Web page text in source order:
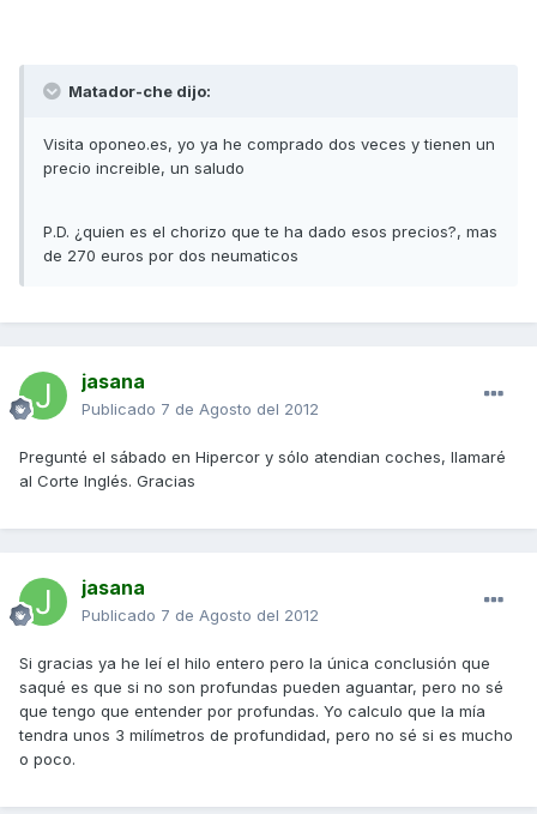
Matador-che dijo:
Visita oponeo.es, yo ya he comprado dos veces y tienen un
precio increible, un saludo
P.D. ¿quien es el chorizo que te ha dado esos precios?, mas
de 270 euros por dos neumaticos
jasana
Publicado 7 de Agosto del 2012
Pregunté el sábado en Hipercor y sólo atendian coches, llamaré
al Corte Inglés. Gracias
jasana
Publicado 7 de Agosto del 2012
Si gracias ya he leí el hilo entero pero la única conclusión que
saqué es que si no son profundas pueden aguantar, pero no sé
que tengo que entender por profundas. Yo calculo que la mía
tendra unos 3 milímetros de profundidad, pero no sé si es mucho
o poco.